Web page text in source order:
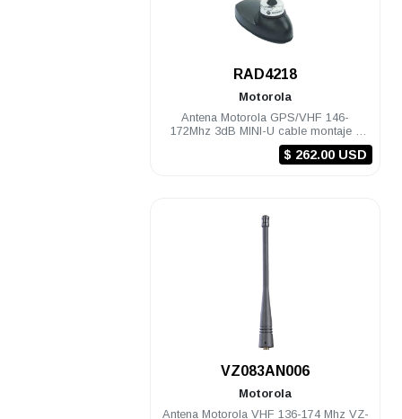
RAD4218
Motorola
Antena Motorola GPS/VHF 146-
172Mhz 3dB MINI-U cable montaje y
conectores DGM8000e DGM8000
$ 262.00 USD
VZ083AN006
Motorola
Antena Motorola VHF 136-174 Mhz VZ-